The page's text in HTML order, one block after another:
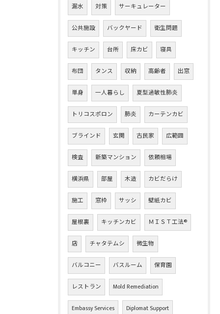
漏水 対策 サーキュレーター
公共施設 バックヤード 衛生問題
キッチン 台所 床カビ 寝具
布団 タンス 収納 高齢者 出窓
単身 一人暮らし 夏型過敏性肺炎
トリコスポロン 肺炎 カーテンカビ
ブラインド 玄関 古民家 広範囲
検査 新築マンション 依頼相場
横浜県 部屋 木造 カビだらけ
施工 窓枠 サッシ 壁紙カビ
屋根裏 キッチンカビ ＭＩＳＴ工法®
店 チャタテムシ 微生物
バルコニー バスルーム 保育園
レストラン Mold Remediation
Embassy Services Diplomat Support